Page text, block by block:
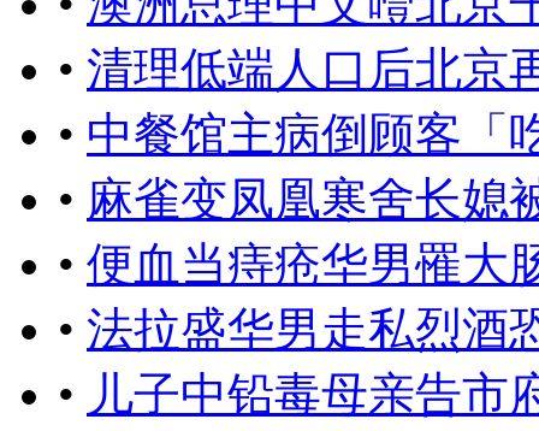
• 清理低端人口后北京
• 中餐馆主病倒顾客「
• 麻雀变凤凰寒舍长媳
• 便血当痔疮华男罹大
• 法拉盛华男走私烈酒
• 儿子中铅毒母亲告市